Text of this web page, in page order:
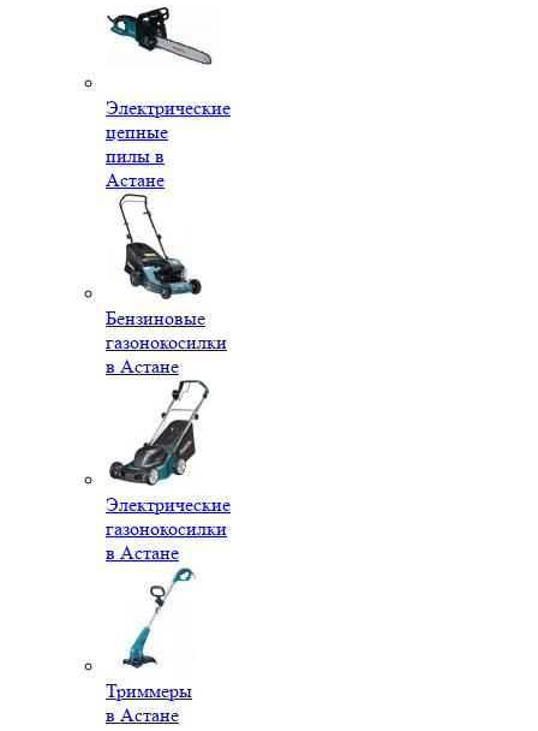
Электрические
цепные
пилы в
Астане
Бензиновые
газонокосилки
в Астане
Электрические
газонокосилки
в Астане
Триммеры
в Астане